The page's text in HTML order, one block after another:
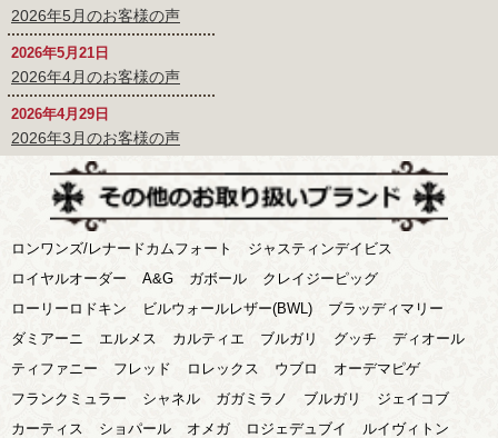
2026年5月のお客様の声
2026年5月21日
2026年4月のお客様の声
2026年4月29日
2026年3月のお客様の声
ロンワンズ/レナードカムフォート
ジャスティンデイビス
ロイヤルオーダー
A&G ガボール
クレイジーピッグ
ローリーロドキン
ビルウォールレザー(BWL)
ブラッディマリー
ダミアーニ
エルメス カルティエ ブルガリ グッチ
ディオール
ティファニー
フレッド ロレックス ウブロ
オーデマピゲ
フランクミュラー
シャネル ガガミラノ ブルガリ
ジェイコブ
カーティス
ショパール オメガ ロジェデュブイ
ルイヴィトン